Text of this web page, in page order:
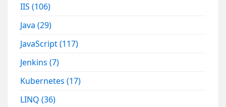
IIS(106)
Java(29)
JavaScript(117)
Jenkins(7)
Kubernetes(17)
LINQ(36)